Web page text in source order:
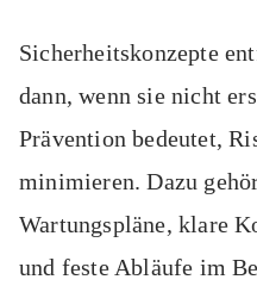
Sicherheitskonzepte
dann, wenn sie nicht
Prävention bedeutet,
minimieren. Dazu
Wartungspläne, klare
und feste Abläufe im